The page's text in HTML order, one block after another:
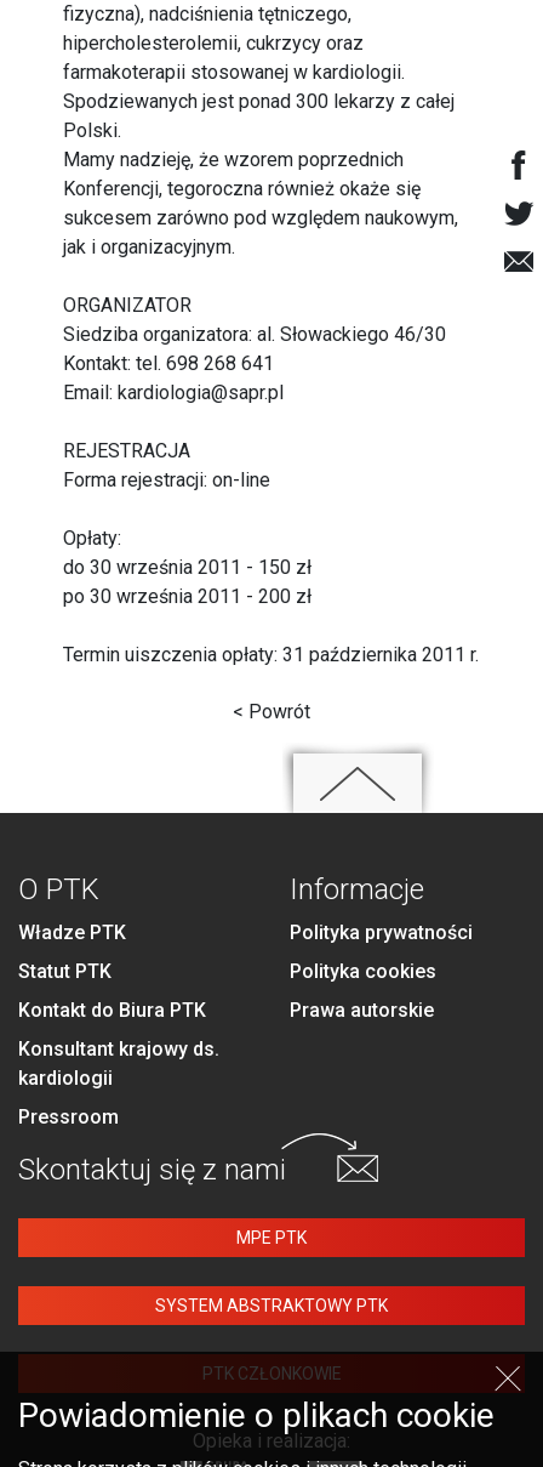
fizyczna), nadciśnienia tętniczego,
hipercholesterolemii, cukrzycy oraz
farmakoterapii stosowanej w kardiologii.
Spodziewanych jest ponad 300 lekarzy z całej
Polski.
Mamy nadzieję, że wzorem poprzednich
Konferencji, tegoroczna również okaże się
sukcesem zarówno pod względem naukowym,
jak i organizacyjnym.
ORGANIZATOR
Siedziba organizatora: al. Słowackiego 46/30
Kontakt: tel. 698 268 641
Email: kardiologia@sapr.pl
REJESTRACJA
Forma rejestracji: on-line
Opłaty:
do 30 września 2011 - 150 zł
po 30 września 2011 - 200 zł
Termin uiszczenia opłaty: 31 października 2011 r.
< Powrót
O PTK
Władze PTK
Statut PTK
Kontakt do Biura PTK
Konsultant krajowy ds.
kardiologii
Pressroom
Informacje
Polityka prywatności
Polityka cookies
Prawa autorskie
Skontaktuj się z nami
MPE PTK
SYSTEM ABSTRAKTOWY PTK
PTK CZŁONKOWIE
Opieka i realizacja:
Powiadomienie o plikach cookie